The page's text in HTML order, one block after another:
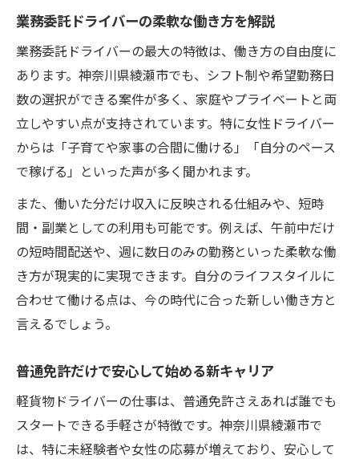
業務委託ドライバーの柔軟な働き方を解説
業務委託ドライバーの最大の特徴は、働き方の自由度に
あります。神奈川県綾瀬市でも、シフト制や希望勤務日
数の選択ができる案件が多く、家庭やプライベートと両
立しやすい点が支持されています。特に女性ドライバー
からは「子育てや家事の合間に働ける」「自分のペース
で稼げる」といった声が多く聞かれます。
また、働いた分だけ収入に反映される仕組みや、短時
間・副業としての利用も可能です。例えば、午前中だけ
の短時間配送や、週に数日のみの勤務といった柔軟な働
き方が現実的に実現できます。自分のライフスタイルに
合わせて働ける点は、今の時代に合った新しい働き方と
言えるでしょう。
普通免許だけで安心して始める新キャリア
軽貨物ドライバーの仕事は、普通免許さえあれば誰でも
スタートできる手軽さが特徴です。神奈川県綾瀬市で
は、特に未経験者や女性の応募が増えており、安心して